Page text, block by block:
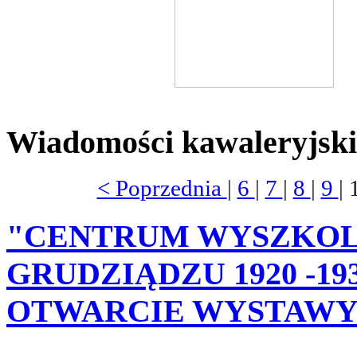
Wiadomości
< Poprzednia | 6 | 7 | 8 | 9 |
"CENTRUM
GRUDZIĄDZU 1920 -
OTWARCIE